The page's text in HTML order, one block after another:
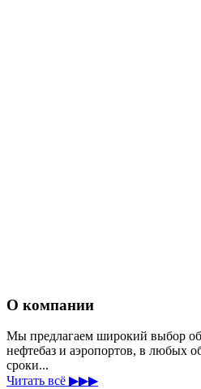
О компании
Мы предлагаем широкий выбор
нефтебаз и аэропортов, в любых
сроки...
Читать всё ▶▶▶